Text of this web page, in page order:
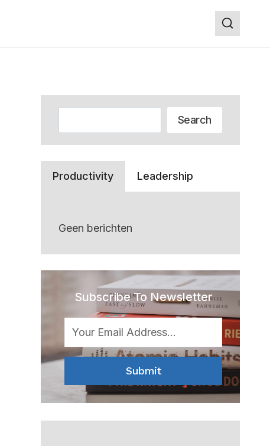
Search
Productivity Leadership
Geen berichten
Subscribe To Newsletter
Submit